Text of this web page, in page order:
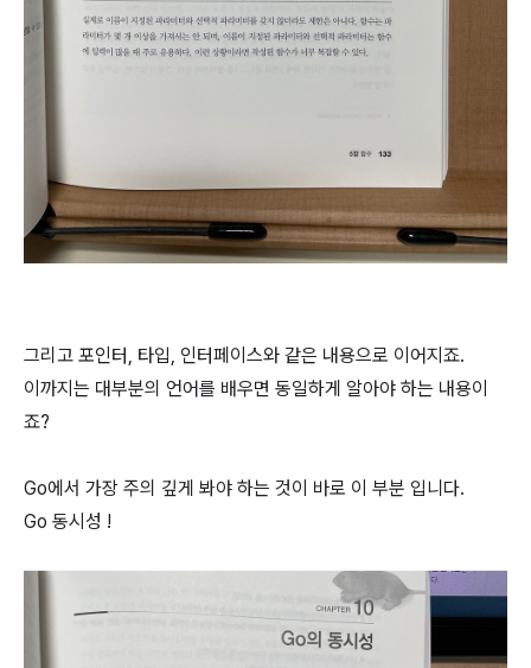
그리고 포인터, 타입, 인터페이스와 같은 내용으로 이어지죠.
이까지는 대부분의 언어를 배우면 동일하게 알아야 하는 내용이
죠?
Go에서 가장 주의 깊게 봐야 하는 것이 바로 이 부분 입니다.
Go 동시성 !